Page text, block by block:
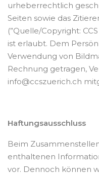
urheberrechtlich
Seiten sowie das
(”Quelle/Copyright:
ist erlaubt. Dem
Verwendung von
Rechnung getragen,
info@ccszuerich.ch
Haftungsausschluss
Beim
enthaltenen
vor. Dennoch können